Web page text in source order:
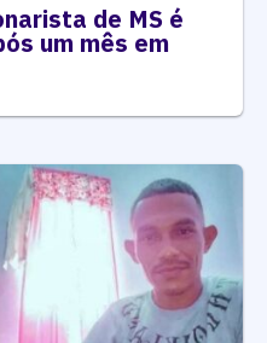
de MS é
um mês em